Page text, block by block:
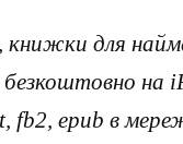
книжки для
на
fb2, epub в